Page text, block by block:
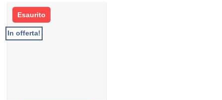
Esaurito
In offerta!